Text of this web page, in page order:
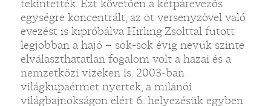
tekintették. Ezt követően a kétpárevezős
egységre koncentrált, az öt versenyzővel való
evezést is kipróbálva Hirling Zsolttal futott
legjobban a hajó – sok-sok évig nevük szinte
elválaszthatatlan fogalom volt a hazai és a
nemzetközi vizeken is. 2003-ban
világkupaérmet nyertek, a milánói
világbajnokságon elért 6. helyezésük egyben